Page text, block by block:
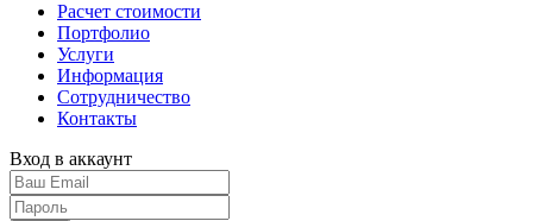
Расчет стоимости
Портфолио
Услуги
Информация
Сотрудничество
Контакты
Вход в аккаунт